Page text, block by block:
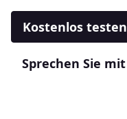
Kostenlos testen
Sprechen Sie